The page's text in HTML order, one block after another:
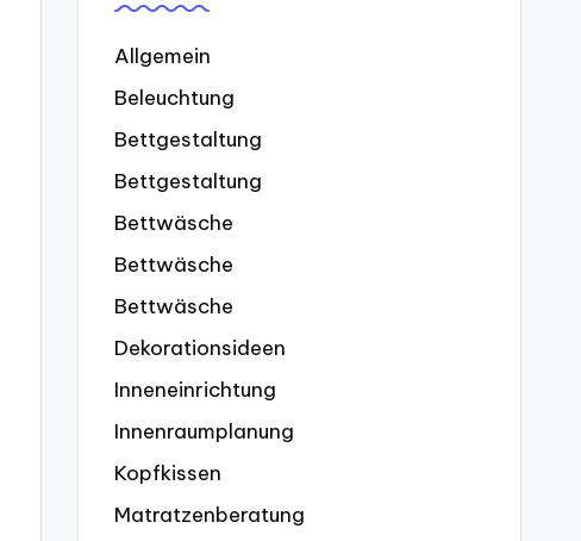
Allgemein
Beleuchtung
Bettgestaltung
Bettgestaltung
Bettwäsche
Bettwäsche
Bettwäsche
Dekorationsideen
Inneneinrichtung
Innenraumplanung
Kopfkissen
Matratzenberatung